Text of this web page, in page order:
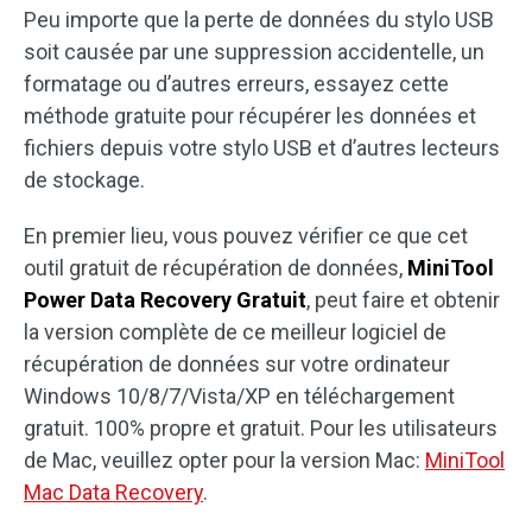
Peu importe que la perte de données du stylo USB
soit causée par une suppression accidentelle, un
formatage ou d’autres erreurs, essayez cette
méthode gratuite pour récupérer les données et
fichiers depuis votre stylo USB et d’autres lecteurs
de stockage.
En premier lieu, vous pouvez vérifier ce que cet
outil gratuit de récupération de données, MiniTool
Power Data Recovery Gratuit, peut faire et obtenir
la version complète de ce meilleur logiciel de
récupération de données sur votre ordinateur
Windows 10/8/7/Vista/XP en téléchargement
gratuit. 100% propre et gratuit. Pour les utilisateurs
de Mac, veuillez opter pour la version Mac: MiniTool
Mac Data Recovery.